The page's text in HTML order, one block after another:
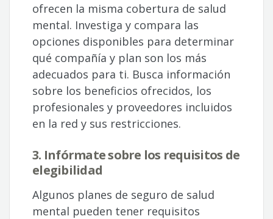
ofrecen la misma cobertura de salud
mental. Investiga y compara las
opciones disponibles para determinar
qué compañía y plan son los más
adecuados para ti. Busca información
sobre los beneficios ofrecidos, los
profesionales y proveedores incluidos
en la red y sus restricciones.
3. Infórmate sobre los requisitos de
elegibilidad
Algunos planes de seguro de salud
mental pueden tener requisitos